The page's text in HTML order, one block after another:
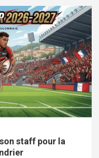
staff pour la